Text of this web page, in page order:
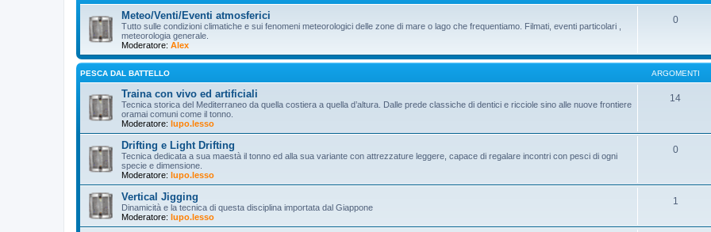
Meteo/Venti/Eventi atmosferici
Tutto sulle condizioni climatiche e sui fenomeni meteorologici delle zone di mare o lago che frequentiamo. Filmati, eventi particolari ,
meteorologia generale.
Moderatore: Alex
0
PESCA DAL BATTELLO ARGOMENTI
Traina con vivo ed artificiali
Tecnica storica del Mediterraneo da quella costiera a quella d’altura. Dalle prede classiche di dentici e ricciole sino alle nuove frontiere
oramai comuni come il tonno.
Moderatore: lupo.lesso
14
Drifting e Light Drifting
Tecnica dedicata a sua maestà il tonno ed alla sua variante con attrezzature leggere, capace di regalare incontri con pesci di ogni
specie e dimensione.
Moderatore: lupo.lesso
0
Vertical Jigging
Dinamicità e la tecnica di questa disciplina importata dal Giappone
Moderatore: lupo.lesso
1